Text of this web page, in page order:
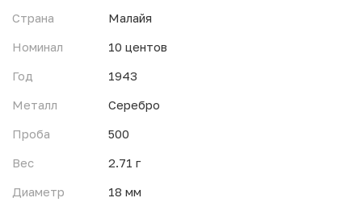
Страна
Малайя
Номинал
10 центов
Год
1943
Металл
Серебро
Проба
500
Вес
2.71 г
Диаметр
18 мм